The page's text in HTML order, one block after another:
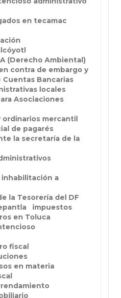
en tecamac
(Derecho Ambiental)
contra de embargo y
Bancarias
locales
Asociaciones
ordinarios mercantil
de pagarés
la secretaría de la
a
la Tesorería del DF
impuestos
en Toluca
fiscal
en materia